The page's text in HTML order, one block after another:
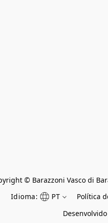
© Barazzoni Vasco di
Idioma:
PT Política